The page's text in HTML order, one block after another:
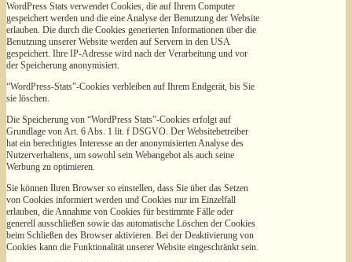
WordPress Stats verwendet Cookies, die auf Ihrem Computer
gespeichert werden und die eine Analyse der Benutzung der Website
erlauben. Die durch die Cookies generierten Informationen über die
Benutzung unserer Website werden auf Servern in den USA
gespeichert. Ihre IP-Adresse wird nach der Verarbeitung und vor
der Speicherung anonymisiert.
“WordPress-Stats”-Cookies verbleiben auf Ihrem Endgerät, bis Sie
sie löschen.
Die Speicherung von “WordPress Stats”-Cookies erfolgt auf
Grundlage von Art. 6 Abs. 1 lit. f DSGVO. Der Websitebetreiber
hat ein berechtigtes Interesse an der anonymisierten Analyse des
Nutzerverhaltens, um sowohl sein Webangebot als auch seine
Werbung zu optimieren.
Sie können Ihren Browser so einstellen, dass Sie über das Setzen
von Cookies informiert werden und Cookies nur im Einzelfall
erlauben, die Annahme von Cookies für bestimmte Fälle oder
generell ausschließen sowie das automatische Löschen der Cookies
beim Schließen des Browser aktivieren. Bei der Deaktivierung von
Cookies kann die Funktionalität unserer Website eingeschränkt sein.